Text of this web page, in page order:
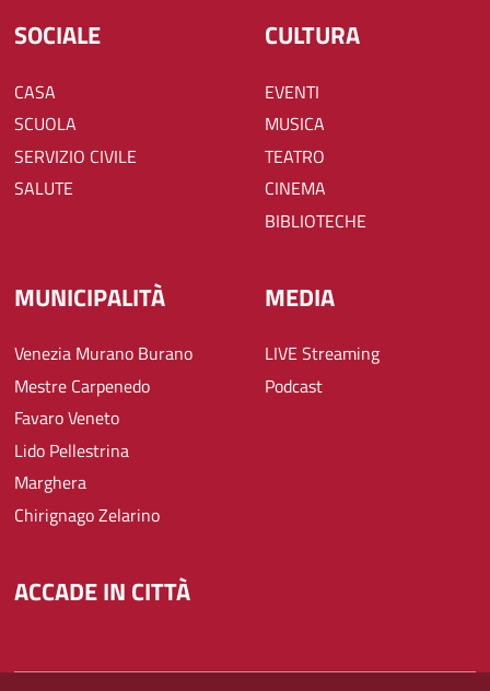
SOCIALE
CASA
SCUOLA
SERVIZIO CIVILE
SALUTE
CULTURA
EVENTI
MUSICA
TEATRO
CINEMA
BIBLIOTECHE
MUNICIPALITÀ
Venezia Murano Burano
Mestre Carpenedo
Favaro Veneto
Lido Pellestrina
Marghera
Chirignago Zelarino
MEDIA
LIVE Streaming
Podcast
ACCADE IN CITTÀ